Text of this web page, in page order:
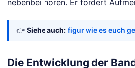
nebenbei hören. Er fordert
👉 Siehe auch: figur wie es euch
Die Entwicklung der